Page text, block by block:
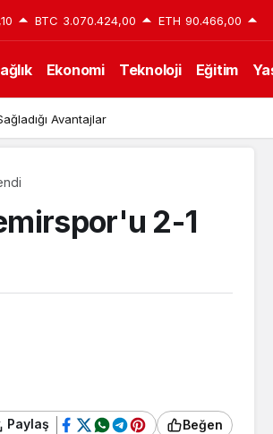
BTC 3.070.424,00 ETH 90.466,00
Ekonomi Teknoloji Eğitim
Avantajlar
2-1
Paylaş Beğen